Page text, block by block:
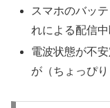
スマホのバッ
れによる配信中
電波状態が不
が（ちょっぴ